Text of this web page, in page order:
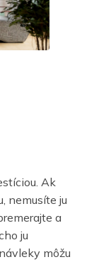
Ak
nemusíte ju
a
ju
môžu